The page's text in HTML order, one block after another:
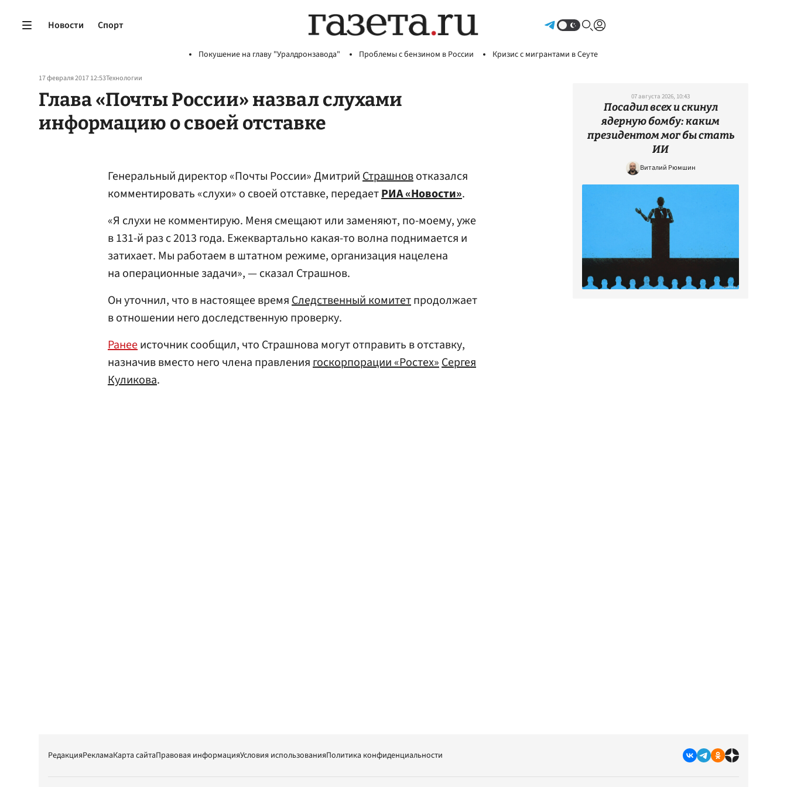
Новости Спорт
Покушение на главу "Уралдронзавода" Проблемы с бензином в России Кризис с мигрантами в Сеуте
17 февраля 2017 12:53Технологии
Глава «Почты России» назвал слухами
информацию о своей отставке
Генеральный директор «Почты России» ДмитрийСтрашновотказался
комментировать «слухи» о своей отставке, передаетРИА «Новости».
«Я слухи не комментирую. Меня смещают или заменяют, по-моему, уже
в 131-й раз с 2013 года. Ежеквартально какая-то волна поднимается и
затихает. Мы работаем в штатном режиме, организация нацелена
на операционные задачи», — сказал Страшнов.
Он уточнил, что в настоящее времяСледственный комитетпродолжает
в отношении него доследственную проверку.
Ранееисточник сообщил, что Страшнова могут отправить в отставку,
назначив вместо него члена правлениягоскорпорации «Ростех»Сергея
Куликова.
07 августа 2026, 10:43
Посадил всех и скинул
ядерную бомбу: каким
президентом мог бы стать
ИИ
Виталий Рюмшин
РедакцияРекламаКарта сайтаПравовая информацияУсловия использованияПолитика конфиденциальности